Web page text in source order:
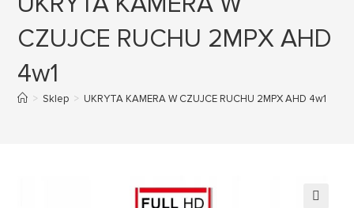
CZUJCE RUCHU 2MPX AHD
4w1
> Sklep > UKRYTA KAMERA W CZUJCE RUCHU 2MPX AHD 4w1